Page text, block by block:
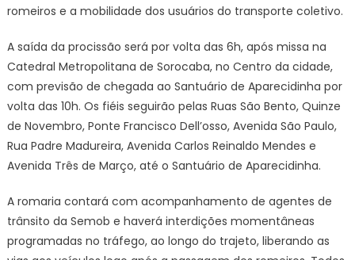
romeiros e a mobilidade dos usuários do transporte coletivo.
A saída da procissão será por volta das 6h, após missa na
Catedral Metropolitana de Sorocaba, no Centro da cidade,
com previsão de chegada ao Santuário de Aparecidinha por
volta das 10h. Os fiéis seguirão pelas Ruas São Bento, Quinze
de Novembro, Ponte Francisco Dell’osso, Avenida São Paulo,
Rua Padre Madureira, Avenida Carlos Reinaldo Mendes e
Avenida Três de Março, até o Santuário de Aparecidinha.
A romaria contará com acompanhamento de agentes de
trânsito da Semob e haverá interdições momentâneas
programadas no tráfego, ao longo do trajeto, liberando as